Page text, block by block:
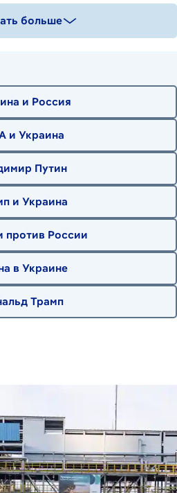
больше
и Россия
и Украина
Путин
и Украина
против России
в Украине
Трамп
2026 г.
2026 г.
2026 г.